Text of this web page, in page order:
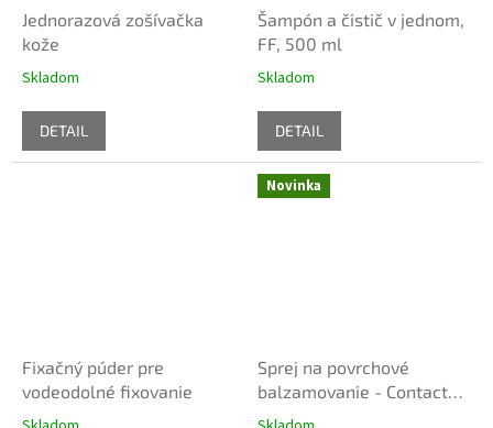
Jednorazová zošívačka
kože
Skladom
DETAIL
Šampón a čistič v jednom,
FF, 500 ml
Skladom
DETAIL
Fixačný púder pre
vodeodolné fixovanie
Novinka
Sprej na povrchové
balzamovanie - Contact
Embalming spray